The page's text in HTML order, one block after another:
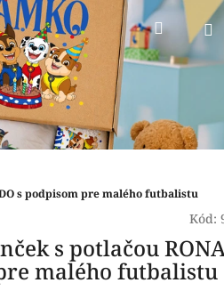
Hľadať
s podpisom pre malého futbalistu
Kód:
s potlačou
malého futbalistu